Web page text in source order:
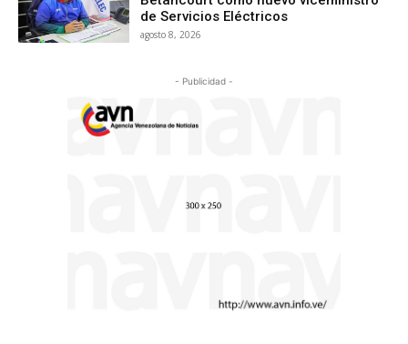
de Servicios Eléctricos
agosto 8, 2026
- Publicidad -